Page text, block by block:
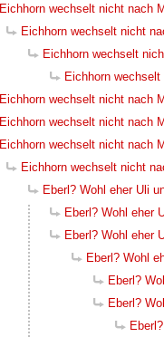
Eichhorn wechselt nicht nach
Eichhorn wechselt nicht
Eichhorn wechselt
Eichhorn
Eichhorn wechselt nicht nach
Eichhorn wechselt nicht nach
Eichhorn wechselt nicht nach
Eichhorn wechselt nicht
Eberl? Wohl eher Uli
Eberl? Wohl eher
Eberl? Wohl eher
Eberl? Wohl
Eberl?
Eberl?